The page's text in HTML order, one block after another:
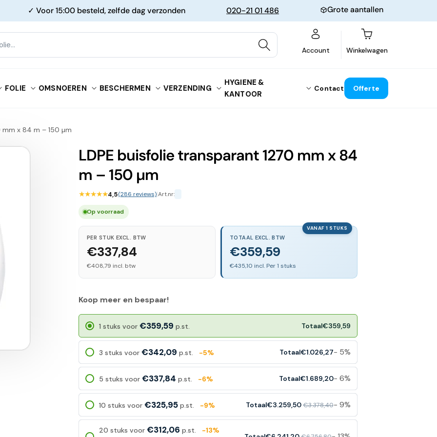
✓ Voor 15:00 besteld, zelfde dag verzonden 020-21 01 486 Grote aantallen
Account Winkelwagen
FOLIE OMSNOEREN BESCHERMEN VERZENDING
HYGIENE &
KANTOOR
Contact Offerte
mm x 84 m – 150 µm
LDPE buisfolie transparant 1270 mm x 84
m – 150 µm
★★★★★4,5(286 reviews)|Art.nr:
Op voorraad
PER STUK EXCL. BTW
€337,84
€408,79 incl. btw
VANAF 1 STUKS
TOTAAL EXCL. BTW
€359,59
€435,10 incl. Per 1 stuks
Koop meer en bespaar!
1 stuks voor €359,59 p.st. Totaal€359,59
3 stuks voor €342,09 p.st. -5% Totaal€1.026,27- 5%
5 stuks voor €337,84 p.st. -6% Totaal€1.689,20- 6%
10 stuks voor €325,95 p.st. -9% Totaal€3.259,50 €3.378,40- 9%
20 stuks voor €312,06 p.st. -13%